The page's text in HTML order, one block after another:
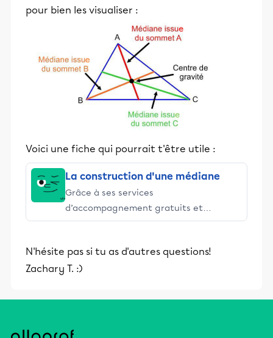
pour bien les visualiser :
Voici une fiche qui pourrait t'être utile :
La construction d'une médiane
Grâce à ses services
d’accompagnement gratuits et
stimulants, Alloprof engage les élèves
éducative.
N'hésite pas si tu as d'autres questions!
Zachary T. :)